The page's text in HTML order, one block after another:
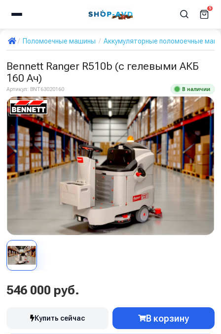
5
Поломоечные машины Аккумуляторные поломоечные
Bennett Ranger R510b (с гелевыми АКБ
160 Ач)
Артикул: BNT63020160 В наличии
546 000 руб.
Купить сейчас В корзину